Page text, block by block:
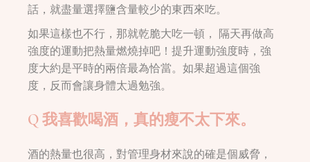
話，就盡量選擇鹽含量較少的東西來吃。
如果這樣也不行，那就乾脆大吃一頓， 隔天再做高
強度的運動把熱量燃燒掉吧！提升運動強度時，強
度大約是平時的兩倍最為恰當。如果超過這個強
度，反而會讓身體太過勉強。
Q 我喜歡喝酒，真的瘦不太下來。
酒的熱量也很高，對管理身材來說的確是個威脅，